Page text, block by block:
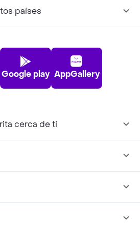
países
Google play AppGallery
cerca de ti